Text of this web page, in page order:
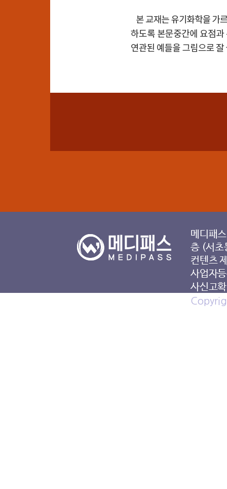
메디패
층 (서초
컨텐츠
사업자
사신고